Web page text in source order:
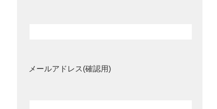
メールアドレス(確認用)